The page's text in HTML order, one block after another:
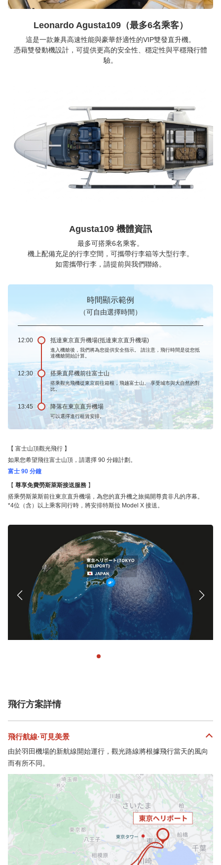
Leonardo Agusta109（最多6名乘客）
這是一款兼具高速性能與豪華舒適性的VIP雙發直升機。
憑藉雙發動機設計，可提供更高的安全性、穩定性與平穩飛行體
驗。
Agusta109 機體資訊
最多可搭乘6名乘客。
機上配備充足的行李空間，可攜帶行李箱等大型行李。
如需攜帶行李，請提前與我們聯絡。
時間顯示範例
（可自由選擇時間）
12:00 抵達東京直升機場(抵達東京直升機場)
進入機艙後，我們將為您提供安全指示。 請注意，飛行時間是從您抵
達機艙開始計算。
12:30 搭乘直昇機前往富士山
搭乘觀光飛機從東京前往箱根，飛越富士山。 享受城市與大自然的對
比。
13:45 降落在東京直升機場
可以選擇進行租賃安排。
富士山頂觀光飛行
如果您希望飛往富士山頂，請選擇 90 分鐘計劃。
富士 90 分鐘
尊享免費勞斯萊斯接送服務
搭乘勞斯萊斯前往東京直升機場，為您的直升機之旅揭開尊貴非凡的序幕。
*4位（含）以上乘客同行時，將安排特斯拉 Model X 接送。
飛行方案詳情
飛行航線·可見美景
由於羽田機場的新航線開始運行，觀光路線將根據飛行當天的風向
而有所不同。